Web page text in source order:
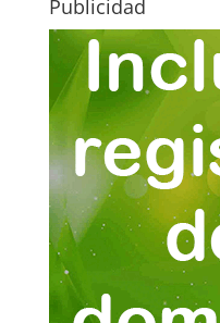
Publicidad